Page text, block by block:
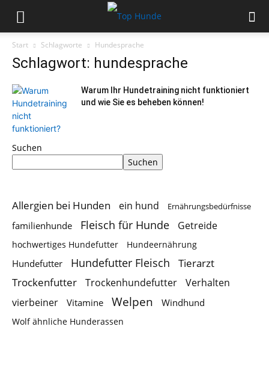
Start Schlagworte Hundesprache
Schlagwort: hundesprache
Warum Ihr Hundetraining nicht funktioniert
und wie Sie es beheben können!
Suchen
Suchen
Allergien bei Hunden ein hund Ernährungsbedürfnisse
familienhunde Fleisch für Hunde Getreide
hochwertiges Hundefutter Hundeernährung
Hundefutter Hundefutter Fleisch
Tierarzt
Trockenfutter
Trockenhundefutter
Verhalten
vierbeiner
Vitamine Welpen Windhund
Wolf ähnliche Hunderassen